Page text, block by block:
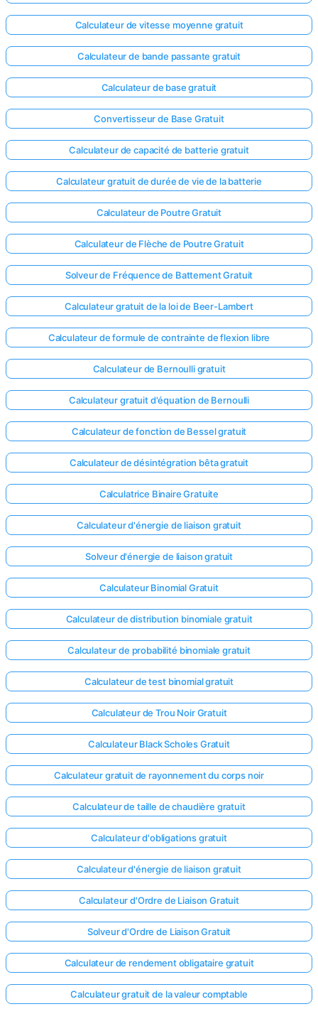
Calculateur de vitesse moyenne gratuit
Calculateur de bande passante gratuit
Calculateur de base gratuit
Convertisseur de Base Gratuit
Calculateur de capacité de batterie gratuit
Calculateur gratuit de durée de vie de la batterie
Calculateur de Poutre Gratuit
Calculateur de Flèche de Poutre Gratuit
Solveur de Fréquence de Battement Gratuit
Calculateur gratuit de la loi de Beer-Lambert
Calculateur de formule de contrainte de flexion libre
Calculateur de Bernoulli gratuit
Calculateur gratuit d'équation de Bernoulli
Calculateur de fonction de Bessel gratuit
Calculateur de désintégration bêta gratuit
Calculatrice Binaire Gratuite
Calculateur d'énergie de liaison gratuit
Solveur d'énergie de liaison gratuit
Calculateur Binomial Gratuit
Calculateur de distribution binomiale gratuit
Calculateur de probabilité binomiale gratuit
Calculateur de test binomial gratuit
Calculateur de Trou Noir Gratuit
Calculateur Black Scholes Gratuit
Calculateur gratuit de rayonnement du corps noir
Calculateur de taille de chaudière gratuit
Calculateur d'obligations gratuit
Calculateur d'énergie de liaison gratuit
Calculateur d'Ordre de Liaison Gratuit
Solveur d'Ordre de Liaison Gratuit
Calculateur de rendement obligataire gratuit
Calculateur gratuit de la valeur comptable